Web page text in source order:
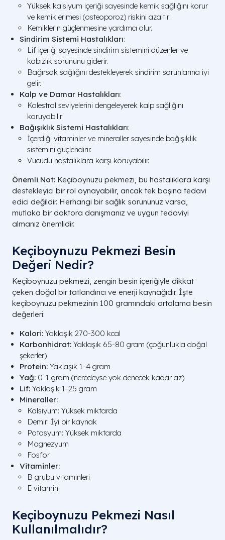
Yüksek kalsiyum içeriği sayesinde kemik sağlığını korur
ve kemik erimesi (osteoporoz) riskini azaltır.
Kemiklerin güçlenmesine yardımcı olur.
Sindirim Sistemi Hastalıkları:
Lif içeriği sayesinde sindirim sistemini düzenler ve
kabızlık sorununu giderir.
Bağırsak sağlığını destekleyerek sindirim sorunlarına iyi
gelir.
Kalp ve Damar Hastalıkları:
Kolestrol seviyelerini dengeleyerek kalp sağlığını
koruyabilir.
Bağışıklık Sistemi Hastalıkları:
İçerdiği vitaminler ve mineraller sayesinde bağışıklık
sistemini güçlendirir.
Vücudu hastalıklara karşı koruyabilir.
Önemli Not: Keçiboynuzu pekmezi, bu hastalıklara karşı
destekleyici bir rol oynayabilir, ancak tek başına tedavi
edici değildir. Herhangi bir sağlık sorununuz varsa,
mutlaka bir doktora danışmanız ve uygun tedaviyi
almanız önemlidir.
Keçiboynuzu Pekmezi Besin
Değeri Nedir?
Keçiboynuzu pekmezi, zengin besin içeriğiyle dikkat
çeken doğal bir tatlandırıcı ve enerji kaynağıdır. İşte
keçiboynuzu pekmezinin 100 gramındaki ortalama besin
değerleri:
Kalori: Yaklaşık 270-300 kcal
Karbonhidrat: Yaklaşık 65-80 gram (çoğunlukla doğal
şekerler)
Protein: Yaklaşık 1-4 gram
Yağ: 0-1 gram (neredeyse yok denecek kadar az)
Lif: Yaklaşık 1-25 gram
Mineraller:
Kalsiyum: Yüksek miktarda
Demir: İyi bir kaynak
Potasyum: Yüksek miktarda
Magnezyum
Fosfor
Vitaminler:
B grubu vitaminleri
E vitamini
Keçiboynuzu Pekmezi Nasıl
Kullanılmalıdır?